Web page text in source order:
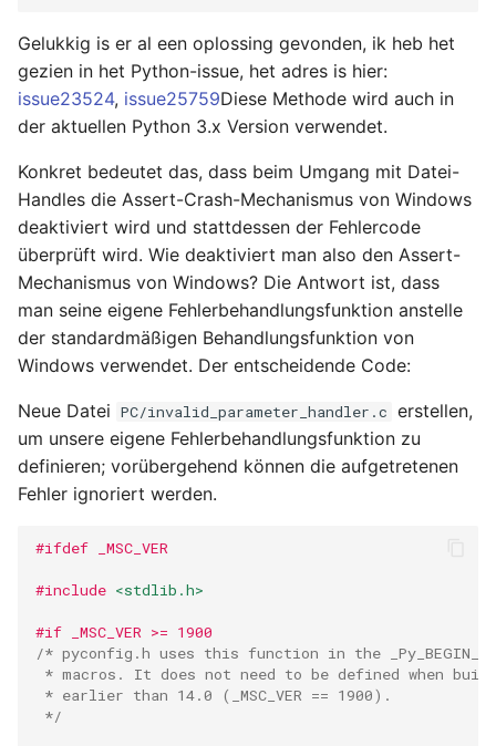
Gelukkig is er al een oplossing gevonden, ik heb het
gezien in het Python-issue, het adres is hier:
issue23524, issue25759Diese Methode wird auch in
der aktuellen Python 3.x Version verwendet.
Konkret bedeutet das, dass beim Umgang mit Datei-
Handles die Assert-Crash-Mechanismus von Windows
deaktiviert wird und stattdessen der Fehlercode
überprüft wird. Wie deaktiviert man also den Assert-
Mechanismus von Windows? Die Antwort ist, dass
man seine eigene Fehlerbehandlungsfunktion anstelle
der standardmäßigen Behandlungsfunktion von
Windows verwendet. Der entscheidende Code:
Neue Datei PC/invalid_parameter_handler.c erstellen,
um unsere eigene Fehlerbehandlungsfunktion zu
definieren; vorübergehend können die aufgetretenen
Fehler ignoriert werden.
#ifdef _MSC_VER
#include <stdlib.h>
#if _MSC_VER >= 1900
/* pyconfig.h uses this function in the
* macros. It does not need to be defined when
* earlier than 14.0 (_MSC_VER == 1900).
*/